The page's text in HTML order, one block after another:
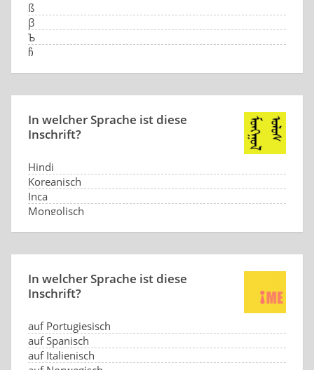
ß
β
Ъ
ჩ
In welcher Sprache ist diese
Inschrift?
Hindi
Koreanisch
Inca
Mongolisch
In welcher Sprache ist diese
Inschrift?
auf Portugiesisch
auf Spanisch
auf Italienisch